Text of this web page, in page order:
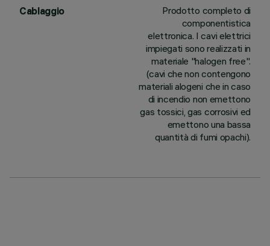
Cablaggio
Prodotto completo di
componentistica
elettronica. I cavi elettrici
impiegati sono realizzati in
materiale "halogen free".
(cavi che non contengono
materiali alogeni che in caso
di incendio non emettono
gas tossici, gas corrosivi ed
emettono una bassa
quantità di fumi opachi).